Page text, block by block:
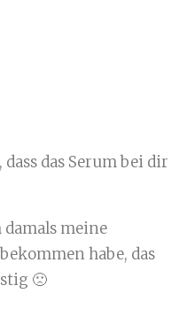
das Serum bei dir
damals meine
habe, das
🙁